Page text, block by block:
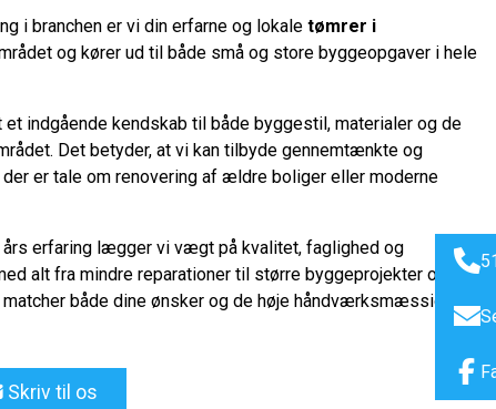
i branchen er vi din erfarne og lokale tømrer i
og kører ud til både små og store byggeopgaver i hele
et indgående kendskab til både byggestil, materialer og de
Det betyder, at vi kan tilbyde gennemtænkte og
er tale om renovering af ældre boliger eller moderne
års erfaring lægger vi vægt på kvalitet, faglighed og
alt fra mindre reparationer til større byggeprojekter og
både dine ønsker og de høje håndværksmæssige
Skriv til os